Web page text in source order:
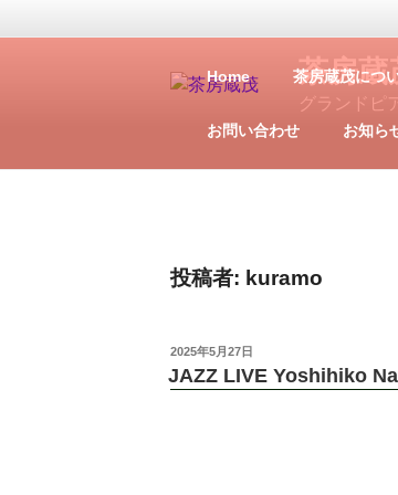
茶房蔵
グランドピ
Home 茶房蔵茂につ
お問い合わせ お知ら
投稿者: kuramo
2025年5月27日
JAZZ LIVE Yoshihiko